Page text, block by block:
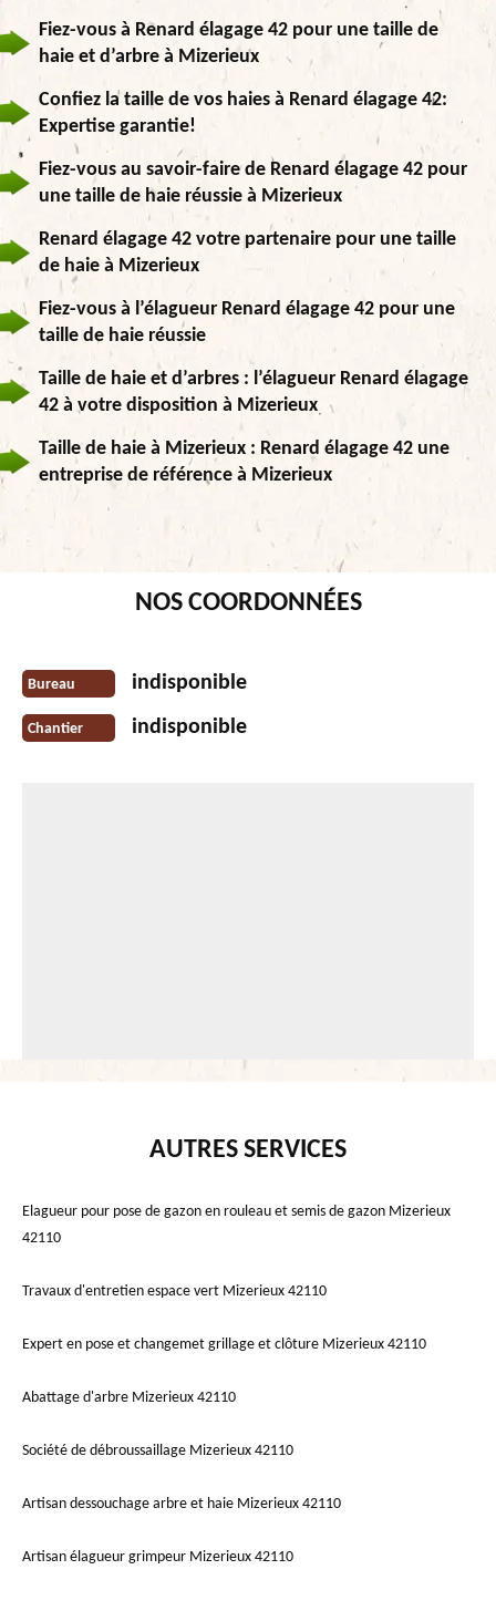
Fiez-vous à Renard élagage 42 pour une taille de
haie et d’arbre à Mizerieux
Confiez la taille de vos haies à Renard élagage 42:
Expertise garantie!
Fiez-vous au savoir-faire de Renard élagage 42 pour
une taille de haie réussie à Mizerieux
Renard élagage 42 votre partenaire pour une taille
de haie à Mizerieux
Fiez-vous à l’élagueur Renard élagage 42 pour une
taille de haie réussie
Taille de haie et d’arbres : l’élagueur Renard élagage
42 à votre disposition à Mizerieux
Taille de haie à Mizerieux : Renard élagage 42 une
entreprise de référence à Mizerieux
NOS COORDONNÉES
Bureau indisponible
Chantier indisponible
AUTRES SERVICES
Elagueur pour pose de gazon en rouleau et semis de gazon Mizerieux
42110
Travaux d'entretien espace vert Mizerieux 42110
Expert en pose et changemet grillage et clôture Mizerieux 42110
Abattage d'arbre Mizerieux 42110
Société de débroussaillage Mizerieux 42110
Artisan dessouchage arbre et haie Mizerieux 42110
Artisan élagueur grimpeur Mizerieux 42110